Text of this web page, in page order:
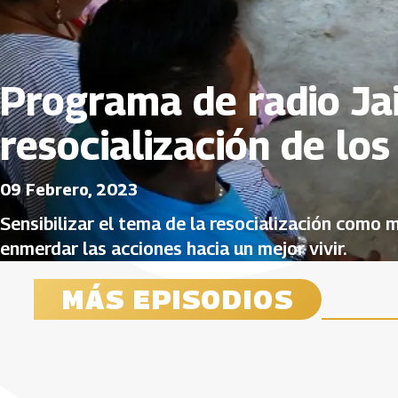
Programa de radio
resocialización de
09 Febrero, 2023
Sensibilizar el tema de la resocialización como
enmerdar las acciones hacia un mejor vivir.
MÁS EPISODIOS